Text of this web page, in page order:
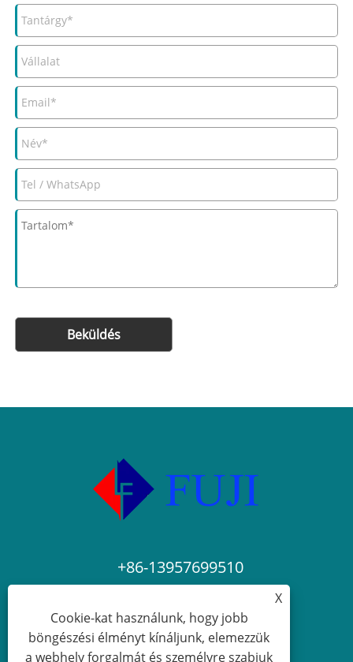
Beküldés
+86-13957699510
X
Cookie-kat használunk, hogy jobb
böngészési élményt kínáljunk, elemezzük
a webhely forgalmát és személyre szabjuk